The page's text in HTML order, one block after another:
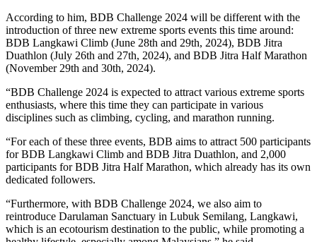
According to him, BDB Challenge 2024 will be different with the
introduction of three new extreme sports events this time around:
BDB Langkawi Climb (June 28th and 29th, 2024), BDB Jitra
Duathlon (July 26th and 27th, 2024), and BDB Jitra Half Marathon
(November 29th and 30th, 2024).
“BDB Challenge 2024 is expected to attract various extreme sports
enthusiasts, where this time they can participate in various
disciplines such as climbing, cycling, and marathon running.
“For each of these three events, BDB aims to attract 500 participants
for BDB Langkawi Climb and BDB Jitra Duathlon, and 2,000
participants for BDB Jitra Half Marathon, which already has its own
dedicated followers.
“Furthermore, with BDB Challenge 2024, we also aim to
reintroduce Darulaman Sanctuary in Lubuk Semilang, Langkawi,
which is an ecotourism destination to the public, while promoting a